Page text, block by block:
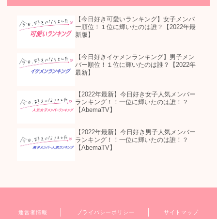
【今日好き可愛いランキング】女子メンバ
ー順位！１位に輝いたのは誰？【2022年最
新版】
【今日好きイケメンランキング】男子メン
バー順位！１位に輝いたのは誰？【2022年
最新】
【2022年最新】今日好き女子人気メンバー
ランキング！！一位に輝いたのは誰！？
【AbemaTV】
【2022年最新】今日好き男子人気メンバー
ランキング！！一位に輝いたのは誰！？
【AbemaTV】
運営者情報 プライバシーポリシー サイトマップ